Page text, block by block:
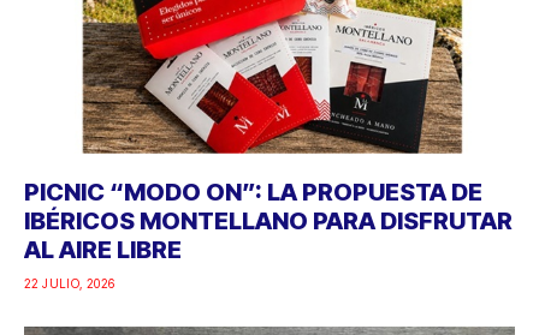
PICNIC “MODO ON”: LA PROPUESTA DE
IBÉRICOS MONTELLANO PARA DISFRUTAR
AL AIRE LIBRE
22 JULIO, 2026